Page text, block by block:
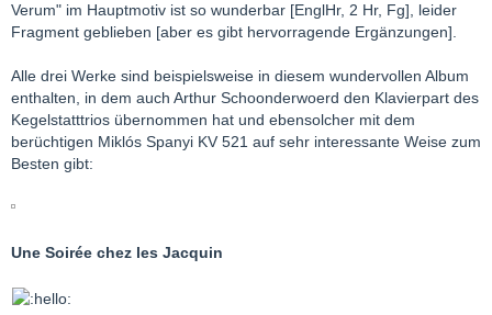
Verum" im Hauptmotiv ist so wunderbar [EnglHr, 2 Hr, Fg], leider
Fragment geblieben [aber es gibt hervorragende Ergänzungen].
Alle drei Werke sind beispielsweise in diesem wundervollen Album
enthalten, in dem auch Arthur Schoonderwoerd den Klavierpart des
Kegelstatttrios übernommen hat und ebensolcher mit dem
berüchtigen Miklós Spanyi KV 521 auf sehr interessante Weise zum
Besten gibt:
Une Soirée chez les Jacquin